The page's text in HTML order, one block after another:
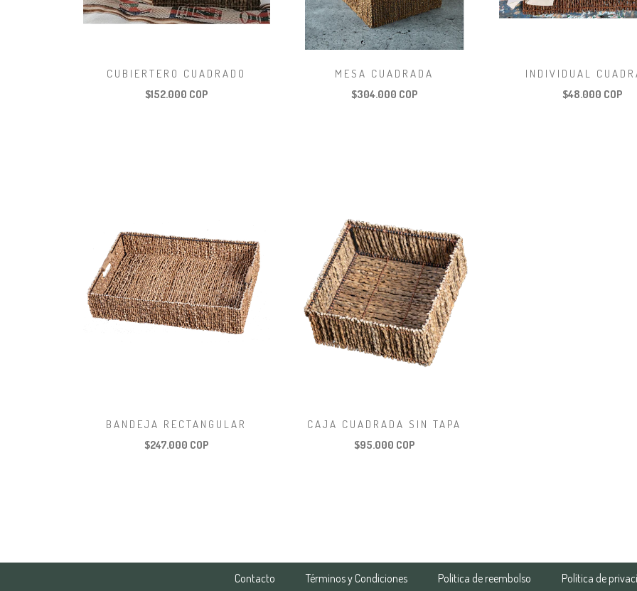
CUBIERTERO CUADRADO
$152.000 COP
MESA CUADRADA
$304.000 COP
INDIVIDUAL
$48.000 COP
BANDEJA RECTANGULAR
$247.000 COP
CAJA CUADRADA SIN TAPA
$95.000 COP
Contacto Términos y Condiciones Politica de reembolso Política de